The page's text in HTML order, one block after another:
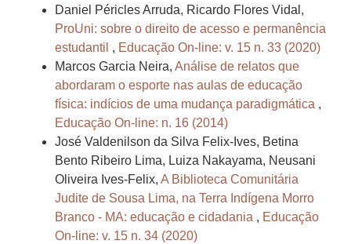
Daniel Péricles Arruda, Ricardo Flores Vidal,
ProUni: sobre o direito de acesso e permanência
estudantil , Educação On-line: v. 15 n. 33 (2020)
Marcos Garcia Neira, Análise de relatos que
abordaram o esporte nas aulas de educação
física: indícios de uma mudança paradigmática ,
Educação On-line: n. 16 (2014)
José Valdenilson da Silva Felix-Ives, Betina
Bento Ribeiro Lima, Luiza Nakayama, Neusani
Oliveira Ives-Felix, A Biblioteca Comunitária
Judite de Sousa Lima, na Terra Indígena Morro
Branco - MA: educação e cidadania , Educação
On-line: v. 15 n. 34 (2020)